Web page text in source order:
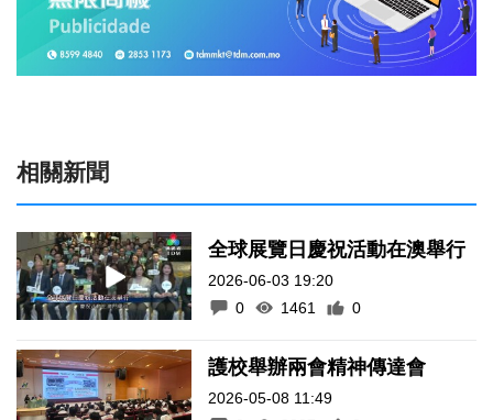
相關新聞
全球展覽日慶祝活動在澳舉行
2026-06-03 19:20
0
1461 0
護校舉辦兩會精神傳達會
2026-05-08 11:49